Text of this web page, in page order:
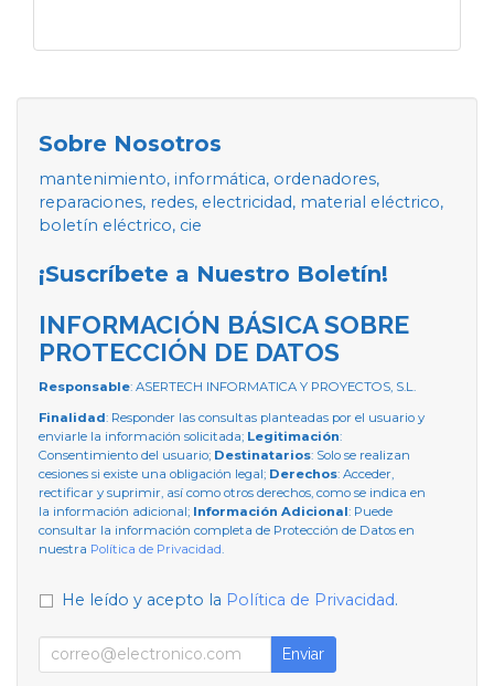
Sobre Nosotros
mantenimiento, informática, ordenadores,
reparaciones, redes, electricidad, material eléctrico,
boletín eléctrico, cie
¡Suscríbete a Nuestro Boletín!
INFORMACIÓN BÁSICA SOBRE
PROTECCIÓN DE DATOS
Responsable: ASERTECH INFORMATICA Y PROYECTOS, S.L.
Finalidad: Responder las consultas planteadas por el usuario y
enviarle la información solicitada; Legitimación:
Consentimiento del usuario; Destinatarios: Solo se realizan
cesiones si existe una obligación legal; Derechos: Acceder,
rectificar y suprimir, así como otros derechos, como se indica en
la información adicional; Información Adicional: Puede
consultar la información completa de Protección de Datos en
nuestra Política de Privacidad
He leído y acepto la Política de Privacidad.
Enviar